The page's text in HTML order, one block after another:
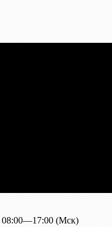
08:00—17:00 (Мск)